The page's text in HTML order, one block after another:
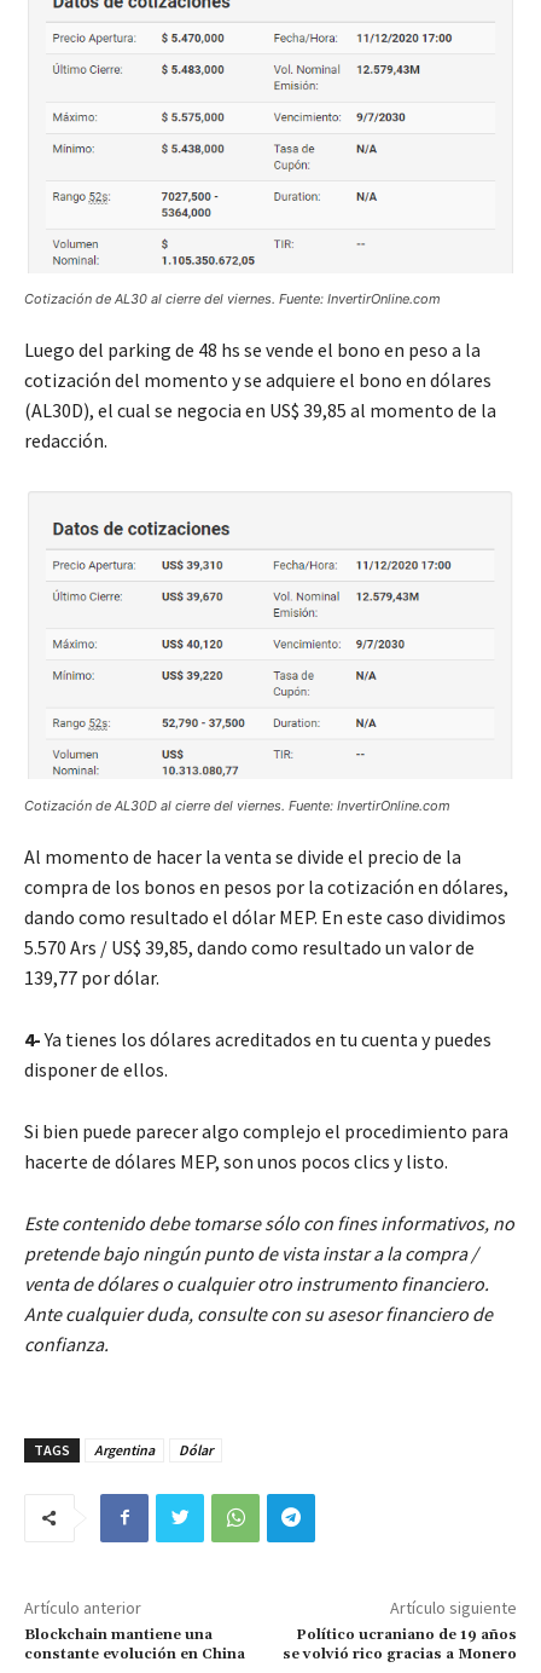
Cotización de AL30 al cierre del viernes. Fuente: InvertirOnline.com
Luego del parking de 48 hs se vende el bono en peso a la
cotización del momento y se adquiere el bono en dólares
(AL30D), el cual se negocia en US$ 39,85 al momento de la
redacción.
Cotización de AL30D al cierre del viernes. Fuente: InvertirOnline.com
Al momento de hacer la venta se divide el precio de la
compra de los bonos en pesos por la cotización en dólares,
dando como resultado el dólar MEP. En este caso dividimos
5.570 Ars / US$ 39,85, dando como resultado un valor de
139,77 por dólar.
4-Ya tienes los dólares acreditados en tu cuenta y puedes
disponer de ellos.
Si bien puede parecer algo complejo el procedimiento para
hacerte de dólares MEP, son unos pocos clics y listo.
Este contenido debe tomarse sólo con fines informativos, no
pretende bajo ningún punto de vista instar a la compra /
venta de dólares o cualquier otro instrumento financiero.
Ante cualquier duda, consulte con su asesor financiero de
confianza.
TAGS Argentina Dólar
Artículo anterior
Blockchain mantiene una
constante evolución en China
Artículo siguiente
Político ucraniano de 19 años
se volvió rico gracias a Monero